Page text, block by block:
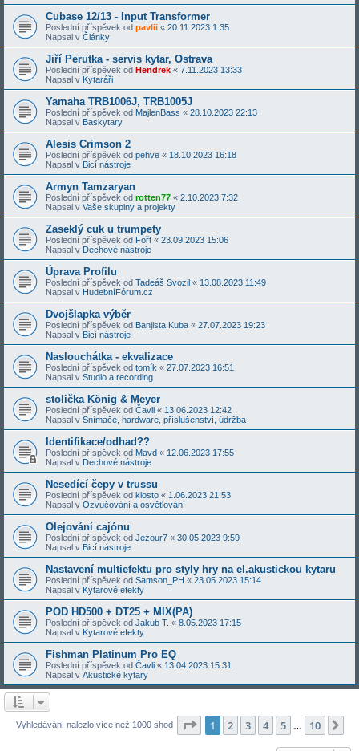
Cubase 12/13 - Input Transformer
Poslední příspěvek od pavlii « 20.11.2023 1:35
Napsal v Články
Jiří Perutka - servis kytar, Ostrava
Poslední příspěvek od Hendrek « 7.11.2023 13:33
Napsal v Kytaráři
Yamaha TRB1006J, TRB1005J
Poslední příspěvek od MajlenBass « 28.10.2023 22:13
Napsal v Baskytary
Alesis Crimson 2
Poslední příspěvek od pehve « 18.10.2023 16:18
Napsal v Bicí nástroje
Armyn Tamzaryan
Poslední příspěvek od rotten77 « 2.10.2023 7:32
Napsal v Vaše skupiny a projekty
Zaseklý cuk u trumpety
Poslední příspěvek od Fořt « 23.09.2023 15:06
Napsal v Dechové nástroje
Úprava Profilu
Poslední příspěvek od Tadeáš Svozil « 13.08.2023 11:49
Napsal v HudebníFórum.cz
Dvojšlapka výběr
Poslední příspěvek od Banjista Kuba « 27.07.2023 19:23
Napsal v Bicí nástroje
Naslouchátka - ekvalizace
Poslední příspěvek od tomík « 27.07.2023 16:51
Napsal v Studio a recording
stolička König & Meyer
Poslední příspěvek od Čavli « 13.06.2023 12:42
Napsal v Snímače, hardware, příslušenství, údržba
Identifikace/odhad??
Poslední příspěvek od Mavd « 12.06.2023 17:55
Napsal v Dechové nástroje
Nesedící čepy v trussu
Poslední příspěvek od klosto « 1.06.2023 21:53
Napsal v Ozvučování a osvětlování
Olejování cajónu
Poslední příspěvek od Jezour7 « 30.05.2023 9:59
Napsal v Bicí nástroje
Nastavení multiefektu pro styly hry na el.akustickou kytaru
Poslední příspěvek od Samson_PH « 23.05.2023 15:14
Napsal v Kytarové efekty
POD HD500 + DT25 + MIX(PA)
Poslední příspěvek od Jakub T. « 8.05.2023 17:15
Napsal v Kytarové efekty
Fishman Platinum Pro EQ
Poslední příspěvek od Čavli « 13.04.2023 15:31
Napsal v Akustické kytary
Vyhledávání nalezlo více než 1000 shod Stránka z 10
1 2 3 4 5 10